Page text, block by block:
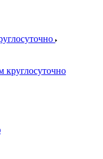
круглосуточно